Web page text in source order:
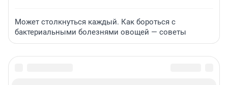
Может столкнуться каждый. Как бороться с
бактериальными болезнями овощей — советы